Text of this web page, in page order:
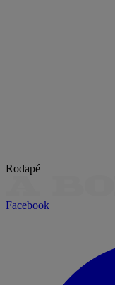
Rodapé
Facebook